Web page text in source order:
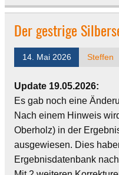
Der gestrige
14. Mai 2026 Steffen
Update 19.05.2026:
Es gab noch eine
Nach einem Hinweis
Oberholz) in der
ausgewiesen. Dies
Ergebnisdatenbank